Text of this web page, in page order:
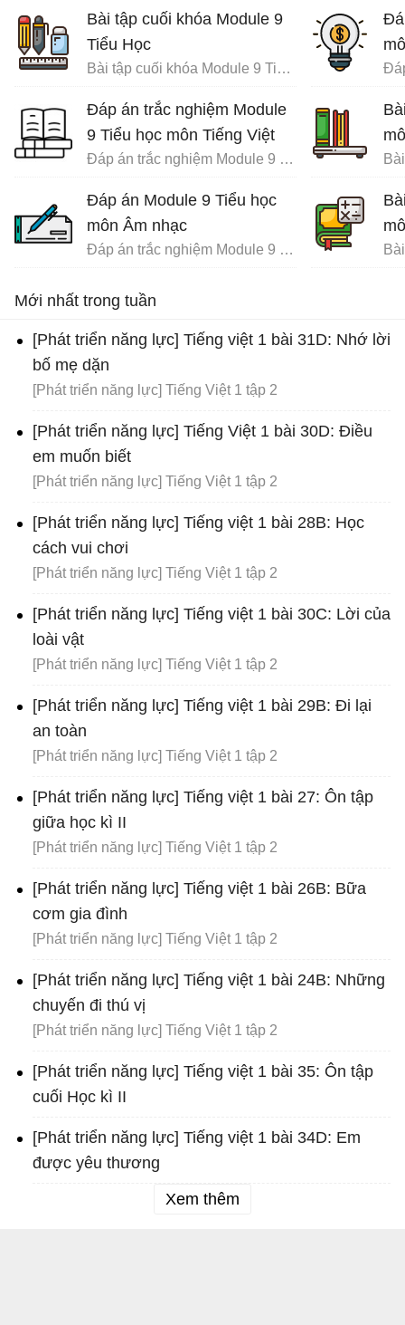
Bài tập cuối khóa Module 9
Tiểu Học
Bài tập cuối khóa Module 9 Tiểu Học đầy đủ
Đáp án trắc nghiệm Module
9 Tiểu học môn Tiếng Việt
Đáp án trắc nghiệm Module 9 Tiểu học
Đáp án Module 9 Tiểu học
môn Âm nhạc
Đáp án trắc nghiệm Module 9 Tiểu học
Mới nhất trong tuần
[Phát triển năng lực] Tiếng việt 1 bài 31D: Nhớ lời
bố mẹ dặn
[Phát triển năng lực] Tiếng Việt 1 tập 2
[Phát triển năng lực] Tiếng Việt 1 bài 30D: Điều
em muốn biết
[Phát triển năng lực] Tiếng Việt 1 tập 2
[Phát triển năng lực] Tiếng việt 1 bài 28B: Học
cách vui chơi
[Phát triển năng lực] Tiếng Việt 1 tập 2
[Phát triển năng lực] Tiếng việt 1 bài 30C: Lời của
loài vật
[Phát triển năng lực] Tiếng Việt 1 tập 2
[Phát triển năng lực] Tiếng việt 1 bài 29B: Đi lại
an toàn
[Phát triển năng lực] Tiếng Việt 1 tập 2
[Phát triển năng lực] Tiếng việt 1 bài 27: Ôn tập
giữa học kì II
[Phát triển năng lực] Tiếng Việt 1 tập 2
[Phát triển năng lực] Tiếng việt 1 bài 26B: Bữa
cơm gia đình
[Phát triển năng lực] Tiếng Việt 1 tập 2
[Phát triển năng lực] Tiếng việt 1 bài 24B: Những
chuyến đi thú vị
[Phát triển năng lực] Tiếng Việt 1 tập 2
[Phát triển năng lực] Tiếng việt 1 bài 35: Ôn tập
cuối Học kì II
[Phát triển năng lực] Tiếng việt 1 bài 34D: Em
được yêu thương
Xem thêm